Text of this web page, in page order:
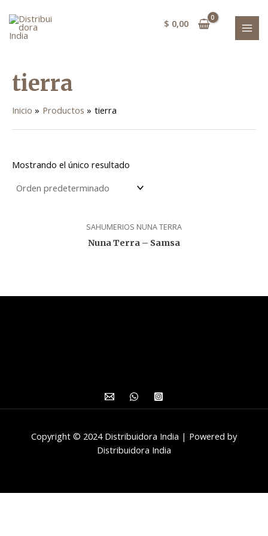
contenido
$ 0,00
tierra
Inicio Productos tierra
Mostrando el único resultado
SAHUMERIOS NUNA TERRA
Nuna Terra – Samsa
Copyright © 2024 Distribuidora India | Powered by
Distribuidora India